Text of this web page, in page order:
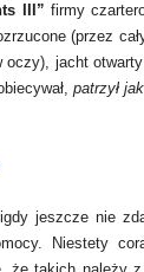
III” firmy
(przez
oczy), jacht
patrzył
jeszcze nie
Niestety